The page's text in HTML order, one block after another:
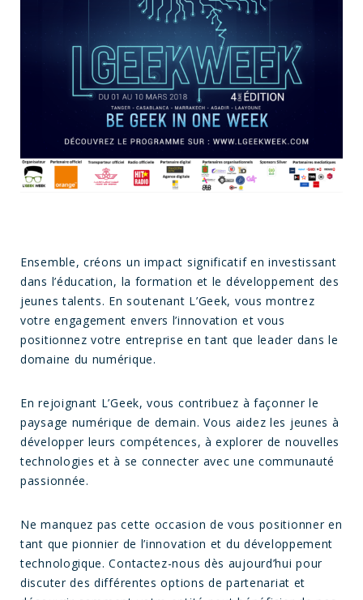
Ensemble, créons un impact significatif en investissant
dans l’éducation, la formation et le développement des
jeunes talents. En soutenant L’Geek, vous montrez
votre engagement envers l’innovation et vous
positionnez votre entreprise en tant que leader dans le
domaine du numérique.
En rejoignant L’Geek, vous contribuez à façonner le
paysage numérique de demain. Vous aidez les jeunes à
développer leurs compétences, à explorer de nouvelles
technologies et à se connecter avec une communauté
passionnée.
Ne manquez pas cette occasion de vous positionner en
tant que pionnier de l’innovation et du développement
technologique. Contactez-nous dès aujourd’hui pour
discuter des différentes options de partenariat et